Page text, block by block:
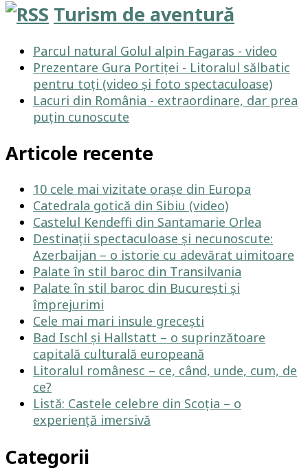
Turism de aventură
Parcul natural Golul alpin Fagaras - video
Prezentare Gura Portiței - Litoralul sălbatic
pentru toți (video și foto spectaculoase)
Lacuri din România - extraordinare, dar prea
puțin cunoscute
Articole recente
10 cele mai vizitate orașe din Europa
Catedrala gotică din Sibiu (video)
Castelul Kendeffi din Santamarie Orlea
Destinații spectaculoase și necunoscute:
Azerbaijan – o istorie cu adevărat uimitoare
Palate în stil baroc din Transilvania
Palate în stil baroc din București și
împrejurimi
Cele mai mari insule grecești
Bad Ischl și Hallstatt – o suprinzătoare
capitală culturală europeană
Litoralul românesc – ce, când, unde, cum, de
ce?
Listă: Castele celebre din Scoția – o
experiență imersivă
Categorii